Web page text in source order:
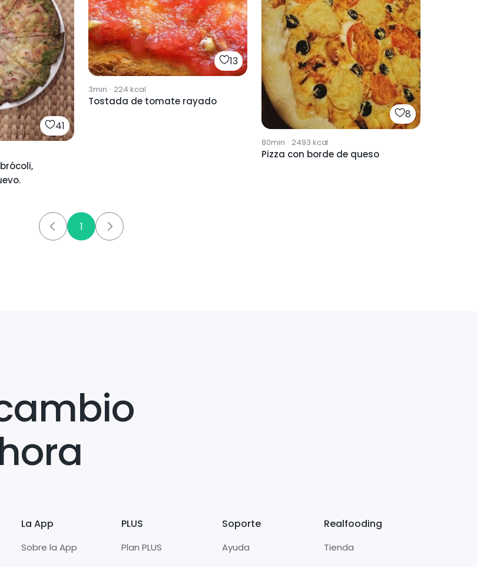
41
13
3min · 224 kcal
Tostada de tomate rayado
8
80min · 2493 kcal
Pizza con borde de queso
1
La App
Sobre la App
PLUS
Plan PLUS
Soporte
Ayuda
Realfooding
Tienda